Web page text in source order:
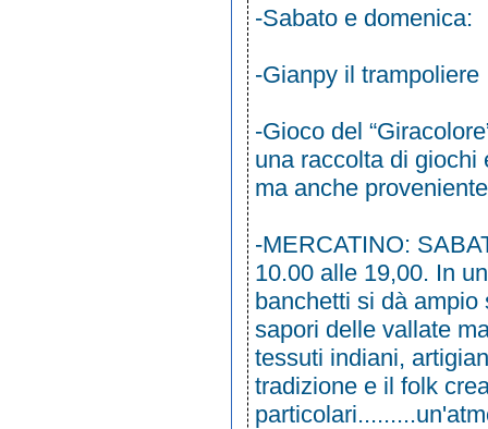
-Sabato e domenica:
-Gianpy il trampoliere
-Gioco del
una raccolta di giochi
ma anche
-MERCATINO:
10.00 alle 19,00. In
banchetti si dà ampio
sapori delle vallate
tessuti indiani,
tradizione e il folk